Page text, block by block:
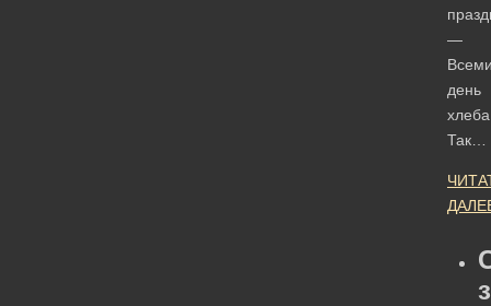
—
день
Так…